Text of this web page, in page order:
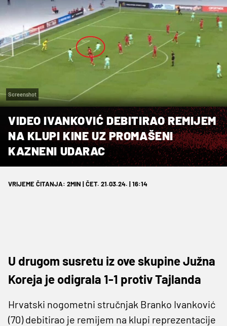
Screenshot
VIDEO IVANKOVIĆ DEBITIRAO REMIJEM
NA KLUPI KINE UZ PROMAŠENI
KAZNENI UDARAC
VRIJEME ČITANJA: 2MIN | ČET. 21.03.24. | 16:14
U drugom susretu iz ove skupine Južna
Koreja je odigrala 1-1 protiv Tajlanda
Hrvatski nogometni stručnjak Branko Ivanković
(70) debitirao je remijem na klupi reprezentacije